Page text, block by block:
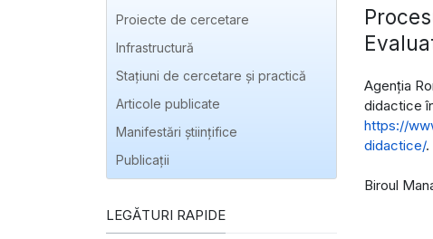
Agenția
didactice
https://
didactice/.
Biroul
Proiecte de cercetare
Infrastructură
Stațiuni de cercetare și practică
Articole publicate
Manifestări ştiinţifice
Publicaţii
LEGĂTURI RAPIDE